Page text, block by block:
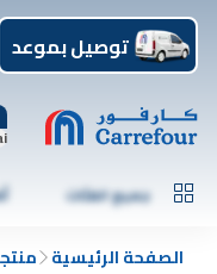
توصيل بموعد
جميع الفئات
الصفحة الرئيسية